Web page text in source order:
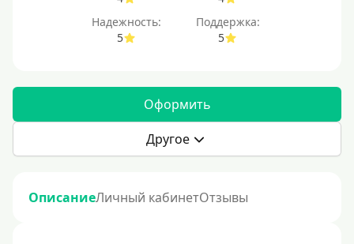
Надежность:
5
Поддержка:
5
Оформить
Другое
ОписаниеЛичный кабинетОтзывы